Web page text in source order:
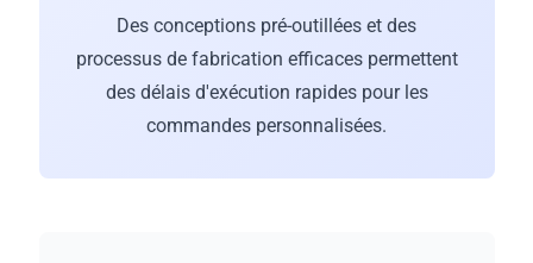
Des conceptions pré-outillées et des
processus de fabrication efficaces permettent
des délais d'exécution rapides pour les
commandes personnalisées.